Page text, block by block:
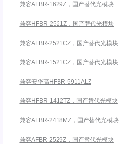
兼容AFBR-1629Z，国产替代光模块
兼容HFBR-2521Z，国产替代光模块
兼容AFBR-2521CZ，国产替代光模块
兼容AFBR-1521CZ，国产替代光模块
兼容安华高HFBR-5911ALZ
兼容HFBR-1412TZ，国产替代光模块
兼容AFBR-2418MZ，国产替代光模块
兼容AFBR-2529Z，国产替代光模块